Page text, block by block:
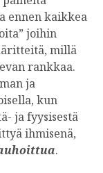
ennen kaikkea
joihin
millä
rankkaa.
ja
kun
ja fyysisestä
ihmisenä,
.